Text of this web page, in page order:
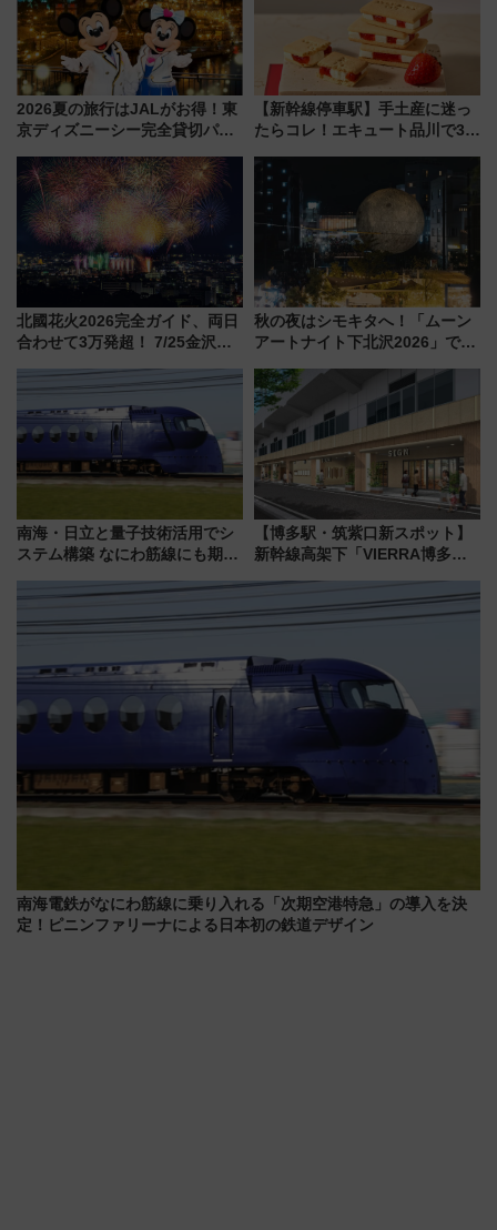
2026夏の旅行はJALがお得！東
京ディズニーシー完全貸切パー
ーン始まる 条件は「夏の国内
線に2回搭乗」
【新幹線停車駅】手土産に迷っ
たらコレ！エキュート品川で3年
産スイーツとは？
北國花火2026完全ガイド、両日
合わせて3万発超！ 7/25金沢大
会の日程・アクセス・観覧席ま
とめ（石川県）
秋の夜はシモキタへ！「ムーン
アートナイト下北沢2026」でイ
を満喫しよう
南海・日立と量子技術活用でシ
ステム構築 なにわ筋線にも期待
【博多駅・筑紫口新スポット】
新幹線高架下「VIERRA博多テ
など注目の全6店舗 「博多活憩
通り」も一新
南海電鉄がなにわ筋線に乗り入れる「次期空港特急」の導入を決
定！ピニンファリーナによる日本初の鉄道デザイン